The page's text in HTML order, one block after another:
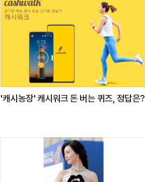
'캐시농장' 캐시워크 돈 버는 퀴즈, 정답은?